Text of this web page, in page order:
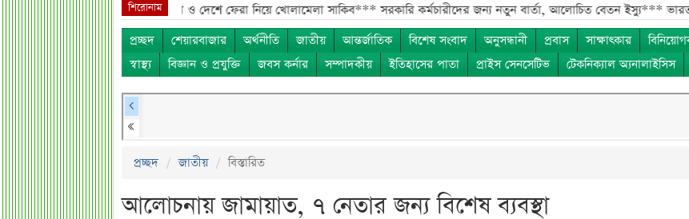
শিরোনাম
শেখ হাসিনা, মামলা ও দেশে ফেরা নিয়ে খোলামেলা সাকিব*** সরকারি কর্মচারীদের জন্য নতুন বার্তা, আলোচিত বেতন ইস্যু*** ভারতকে ‘৭
প্রচ্ছদ
শেয়ারবাজার অর্থনীতি জাতীয় আন্তর্জাতিক বিশেষ সংবাদ অনুসন্ধানী প্রবাস সাক্ষাৎকার
স্বাস্থ্য
বিজ্ঞান ও প্রযুক্তি জবস কর্নার সম্পাদকীয় ইতিহাসের পাতা প্রাইস সেনসেটিভ টেকনিক্যাল অ্যনালাইসিস
প্রচ্ছদ জাতীয় বিস্তারিত
আলোচনায় জামায়াত, ৭ নেতার জন্য বিশেষ ব্যবস্থা